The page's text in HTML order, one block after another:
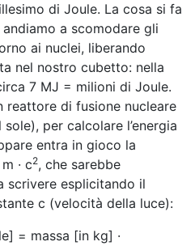
di Joule. La cosa si fa
a scomodare gli
ai nuclei, liberando
nel nostro cubetto: nella
7 MJ = milioni di Joule.
reattore di fusione nucleare
per calcolare l’energia
entra in gioco la
· c2, che sarebbe
scrivere esplicitando il
c (velocità della luce):
= massa [in kg] ·